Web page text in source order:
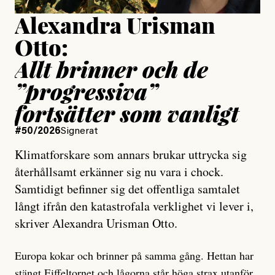
Alexandra Urisman
Otto:
Allt brinner och de
”progressiva”
fortsätter som vanligt
#50/2026Signerat
Klimatforskare som annars brukar uttrycka sig
återhållsamt erkänner sig nu vara i chock.
Samtidigt befinner sig det offentliga samtalet
långt ifrån den katastrofala verklighet vi lever i,
skriver Alexandra Urisman Otto.
Europa kokar och brinner på samma gång. Hettan har